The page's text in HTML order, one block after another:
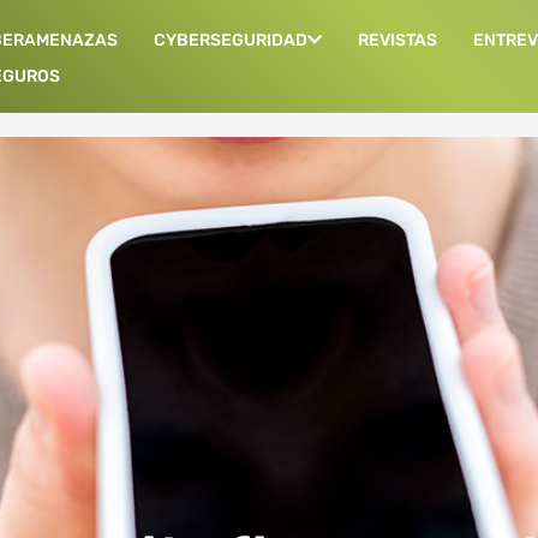
CYBERSEGURIDAD REVISTAS